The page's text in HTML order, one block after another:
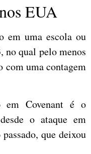
EUA
em uma escola ou
no qual pelo menos
com uma contagem
Covenant é o
o ataque em
que deixou